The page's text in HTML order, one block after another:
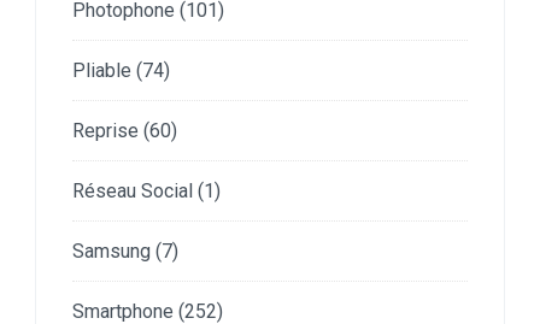
Photophone (101)
Pliable (74)
Reprise (60)
Réseau Social (1)
Samsung (7)
Smartphone (252)